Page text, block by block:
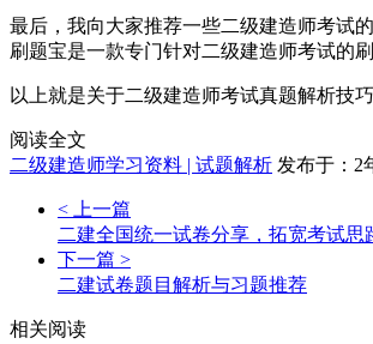
最后，我向大家推荐一些二级建造师考试
刷题宝是一款专门针对二级建造师考试的
以上就是关于二级建造师考试真题解析技
阅读全文
二级建造师学习资料 | 试题解析 发布于：2
< 上一篇
二建全国统一试卷分享，拓宽考试思
下一篇 >
二建试卷题目解析与习题推荐
相关阅读